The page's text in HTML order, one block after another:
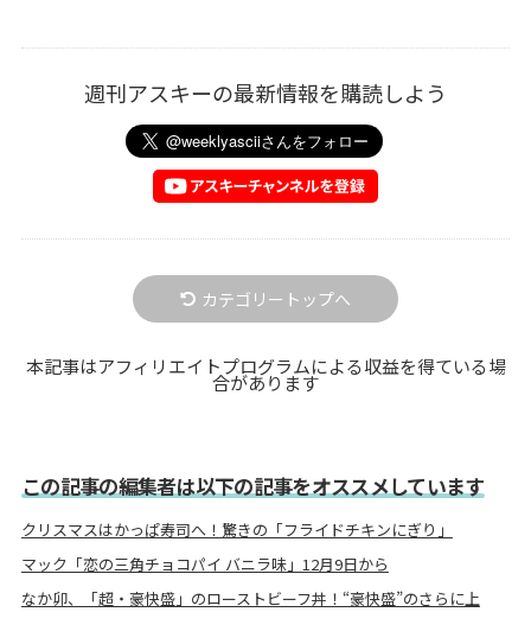
週刊アスキーの最新情報を購読しよう
カテゴリートップへ
本記事はアフィリエイトプログラムによる収益を得ている場
合があります
この記事の編集者は以下の記事をオススメしています
クリスマスはかっぱ寿司へ！驚きの「フライドチキンにぎり」
マック「恋の三角チョコパイ バニラ味」12月9日から
なか卯、「超・豪快盛」のローストビーフ丼！“豪快盛”のさらに上